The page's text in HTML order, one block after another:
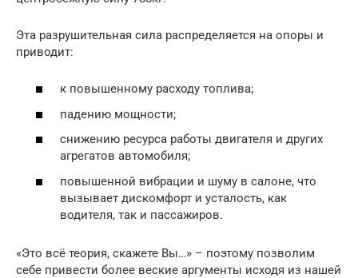
Эта разрушительная сила распределяется на опоры и
приводит:
к повышенному расходу топлива;
падению мощности;
снижению ресурса работы двигателя и других
агрегатов автомобиля;
повышенной вибрации и шуму в салоне, что
вызывает дискомфорт и усталость, как
водителя, так и пассажиров.
«Это всё теория, скажете Вы…» – поэтому позволим
себе привести более веские аргументы исходя из нашей